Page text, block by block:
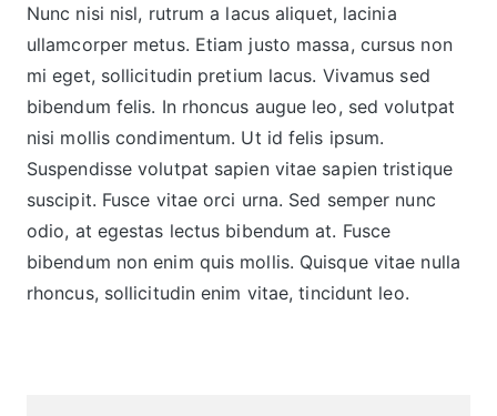
Nunc nisi nisl, rutrum a lacus aliquet, lacinia
ullamcorper metus. Etiam justo massa, cursus non
mi eget, sollicitudin pretium lacus. Vivamus sed
bibendum felis. In rhoncus augue leo, sed volutpat
nisi mollis condimentum. Ut id felis ipsum.
Suspendisse volutpat sapien vitae sapien tristique
suscipit. Fusce vitae orci urna. Sed semper nunc
odio, at egestas lectus bibendum at. Fusce
bibendum non enim quis mollis. Quisque vitae nulla
rhoncus, sollicitudin enim vitae, tincidunt leo.